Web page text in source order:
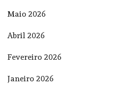
Maio 2026
Abril 2026
Fevereiro 2026
Janeiro 2026